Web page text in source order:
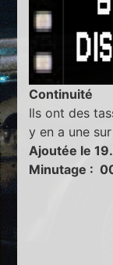
Continuité
Ils ont des
y en a une
Ajoutée le
Minutage :